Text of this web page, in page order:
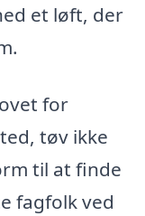
et løft, der
for
tøv ikke
til at finde
fagfolk ved